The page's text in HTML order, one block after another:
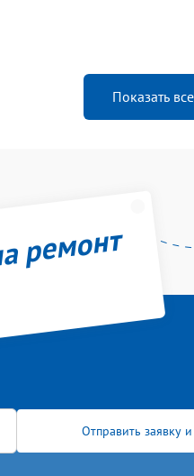
Показать
ремонт
Отправить заявку